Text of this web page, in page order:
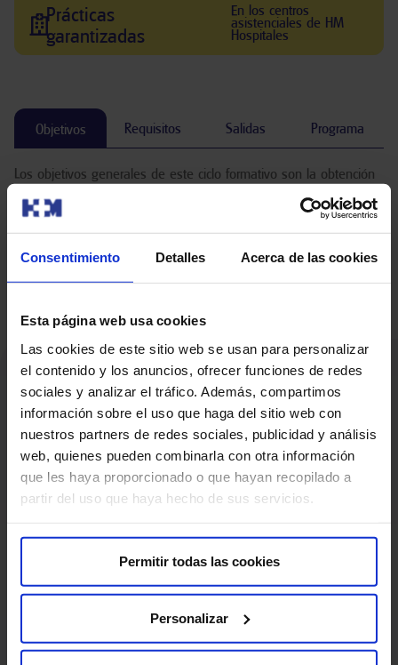
Consentimiento Detalles Acerca de las cookies
Esta página web usa cookies
Las cookies de este sitio web se usan para personalizar
el contenido y los anuncios, ofrecer funciones de redes
sociales y analizar el tráfico. Además, compartimos
información sobre el uso que haga del sitio web con
nuestros partners de redes sociales, publicidad y análisis
web, quienes pueden combinarla con otra información
que les haya proporcionado o que hayan recopilado a
partir del uso que haya hecho de sus servicios.
Permitir todas las cookies
Personalizar
Prácticas
garantizadas
En los centros
asistenciales de HM
Hospitales
Objetivos Requisitos Salidas Programa
Los objetivos generales de este ciclo formativo son la obtención
de registros gráficos, morfológicos o funcionales del cuerpo
humano, con fines diagnósticos o terapéuticos, a partir de la
prescripción facultativa utilizando equipos de diagnóstico por
imagen y de medicina nuclear, asistiendo al paciente durante su
estancia en la unidad y aplicando protocolos de radioprotección y
Alumnos formados
+6000
De experiencia en la
Formación Profesional
+10 años
Prácticas garantizadas en HM
Hospitales
contratación
Bolsa propia de empleo